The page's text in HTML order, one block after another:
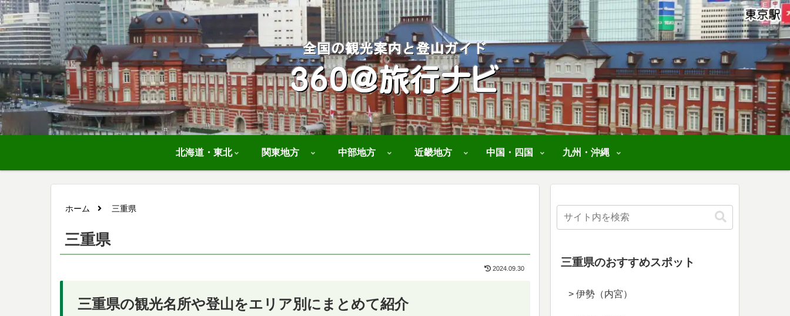
北海道・東北 関東地方 中部地方 近畿地方 中国・四国 九州・沖縄
ホーム 三重県
三重県
2024.09.30
三重県の観光名所や登山をエリア別にまとめて紹介
三重県のおすすめスポット
> 伊勢（内宮）